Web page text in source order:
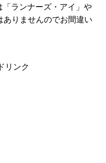
ランナーズ・アイ」や
ありませんのでお間違い
リンク